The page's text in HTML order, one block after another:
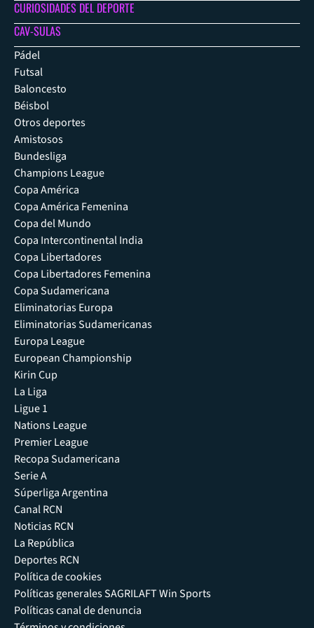
CURIOSIDADES DEL DEPORTE
CAV-SULAS
Pádel
Futsal
Baloncesto
Béisbol
Otros deportes
Amistosos
Bundesliga
Champions League
Copa América
Copa América Femenina
Copa del Mundo
Copa Intercontinental India
Copa Libertadores
Copa Libertadores Femenina
Copa Sudamericana
Eliminatorias Europa
Eliminatorias Sudamericanas
Europa League
European Championship
Kirin Cup
La Liga
Ligue 1
Nations League
Premier League
Recopa Sudamericana
Serie A
Súperliga Argentina
Canal RCN
Noticias RCN
La República
Deportes RCN
Política de cookies
Políticas generales SAGRILAFT Win Sports
Políticas canal de denuncia